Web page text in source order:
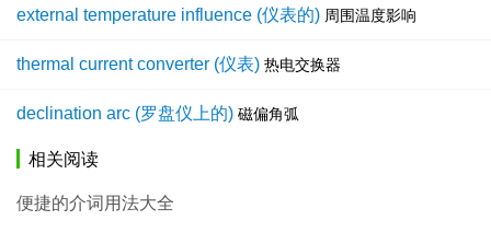
external temperature influence (仪表的) 周围温度影响
thermal current converter (仪表) 热电交换器
declination arc (罗盘仪上的) 磁偏角弧
相关阅读
便捷的介词用法大全